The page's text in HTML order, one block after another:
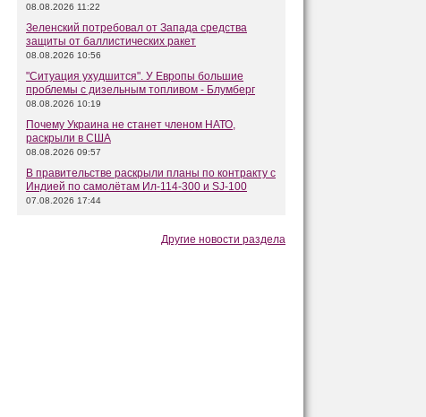
08.08.2026 11:22
Зеленский потребовал от Запада средства
защиты от баллистических ракет
08.08.2026 10:56
"Ситуация ухудшится". У Европы большие
проблемы с дизельным топливом - Блумберг
08.08.2026 10:19
Почему Украина не станет членом НАТО,
раскрыли в США
08.08.2026 09:57
В правительстве раскрыли планы по контракту с
Индией по самолётам Ил-114-300 и SJ-100
07.08.2026 17:44
Другие новости раздела